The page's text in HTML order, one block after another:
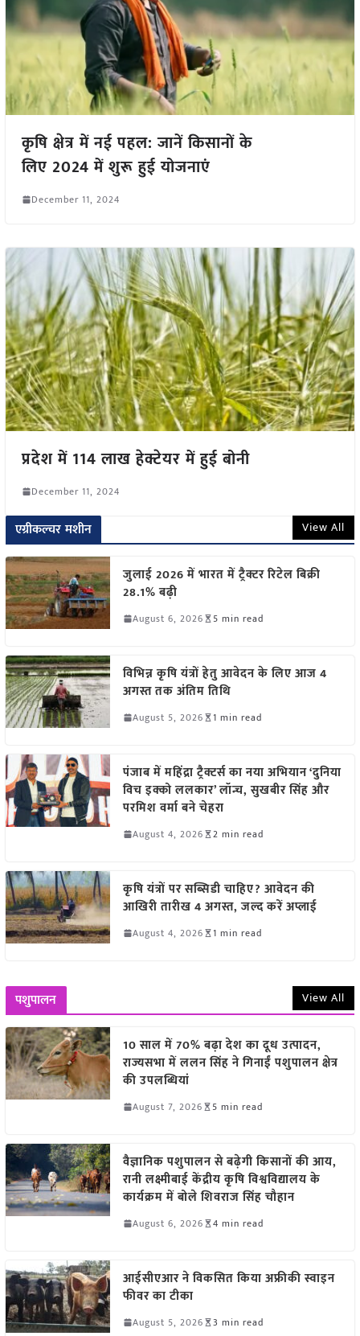
कृषि क्षेत्र में नई पहल: जानें किसानों के
लिए 2024 में शुरू हुई योजनाएं
December 11, 2024
प्रदेश में 114 लाख हेक्टेयर में हुई बोनी
December 11, 2024
एग्रीकल्चर मशीन View All
जुलाई 2026 में भारत में ट्रैक्टर रिटेल बिक्री
28.1% बढ़ी
August 6, 2026 5 min read
विभिन्न कृषि यंत्रों हेतु आवेदन के लिए आज 4
अगस्त तक अंतिम तिथि
August 5, 2026 1 min read
पंजाब में महिंद्रा ट्रैक्टर्स का नया अभियान ‘दुनिया
विच इक्को ललकार’ लॉन्च, सुखबीर सिंह और
परमिश वर्मा बने चेहरा
August 4, 2026 2 min read
कृषि यंत्रों पर सब्सिडी चाहिए? आवेदन की
आखिरी तारीख 4 अगस्त, जल्द करें अप्लाई
August 4, 2026 1 min read
पशुपालन View All
10 साल में 70% बढ़ा देश का दूध उत्पादन,
राज्यसभा में ललन सिंह ने गिनाईं पशुपालन क्षेत्र
की उपलब्धियां
August 7, 2026 5 min read
वैज्ञानिक पशुपालन से बढ़ेगी किसानों की आय,
रानी लक्ष्मीबाई केंद्रीय कृषि विश्वविद्यालय के
कार्यक्रम में बोले शिवराज सिंह चौहान
August 6, 2026 4 min read
आईसीएआर ने विकसित किया अफ्रीकी स्वाइन
फीवर का टीका
August 5, 2026 3 min read